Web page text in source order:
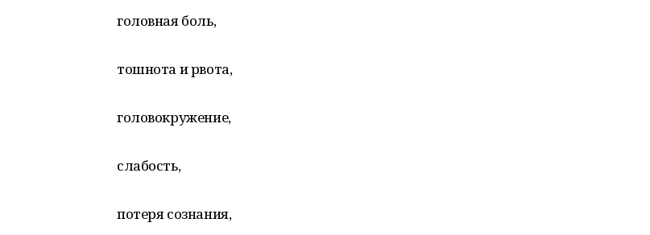
головная боль,
тошнота и рвота,
головокружение,
слабость,
потеря сознания,